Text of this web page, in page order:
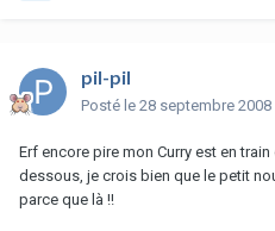
pil-pil
Posté le 28 septembre 2008
Erf encore pire mon Curry est en
dessous, je crois bien que le petit
parce que là !!